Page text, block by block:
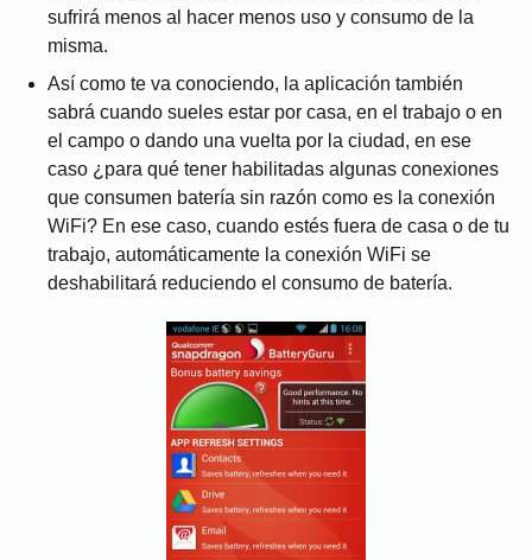
sufrirá menos al hacer menos uso y consumo de la
misma.
Así como te va conociendo, la aplicación también
sabrá cuando sueles estar por casa, en el trabajo o en
el campo o dando una vuelta por la ciudad, en ese
caso ¿para qué tener habilitadas algunas conexiones
que consumen batería sin razón como es la conexión
WiFi? En ese caso, cuando estés fuera de casa o de tu
trabajo, automáticamente la conexión WiFi se
deshabilitará reduciendo el consumo de batería.